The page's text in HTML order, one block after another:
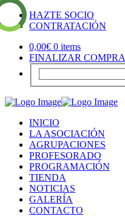
HAZTE SOCIO
CONTRATACIÓN
0,00€ 0 items
FINALIZAR COMPRA
INICIO
LA ASOCIACIÓN
AGRUPACIONES
PROFESORADO
PROGRAMACIÓN
TIENDA
NOTICIAS
GALERÍA
CONTACTO